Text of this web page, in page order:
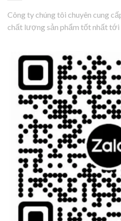
Công ty chúng tôi chuyên cung
chất lượng sản phẩm tốt nhất tới